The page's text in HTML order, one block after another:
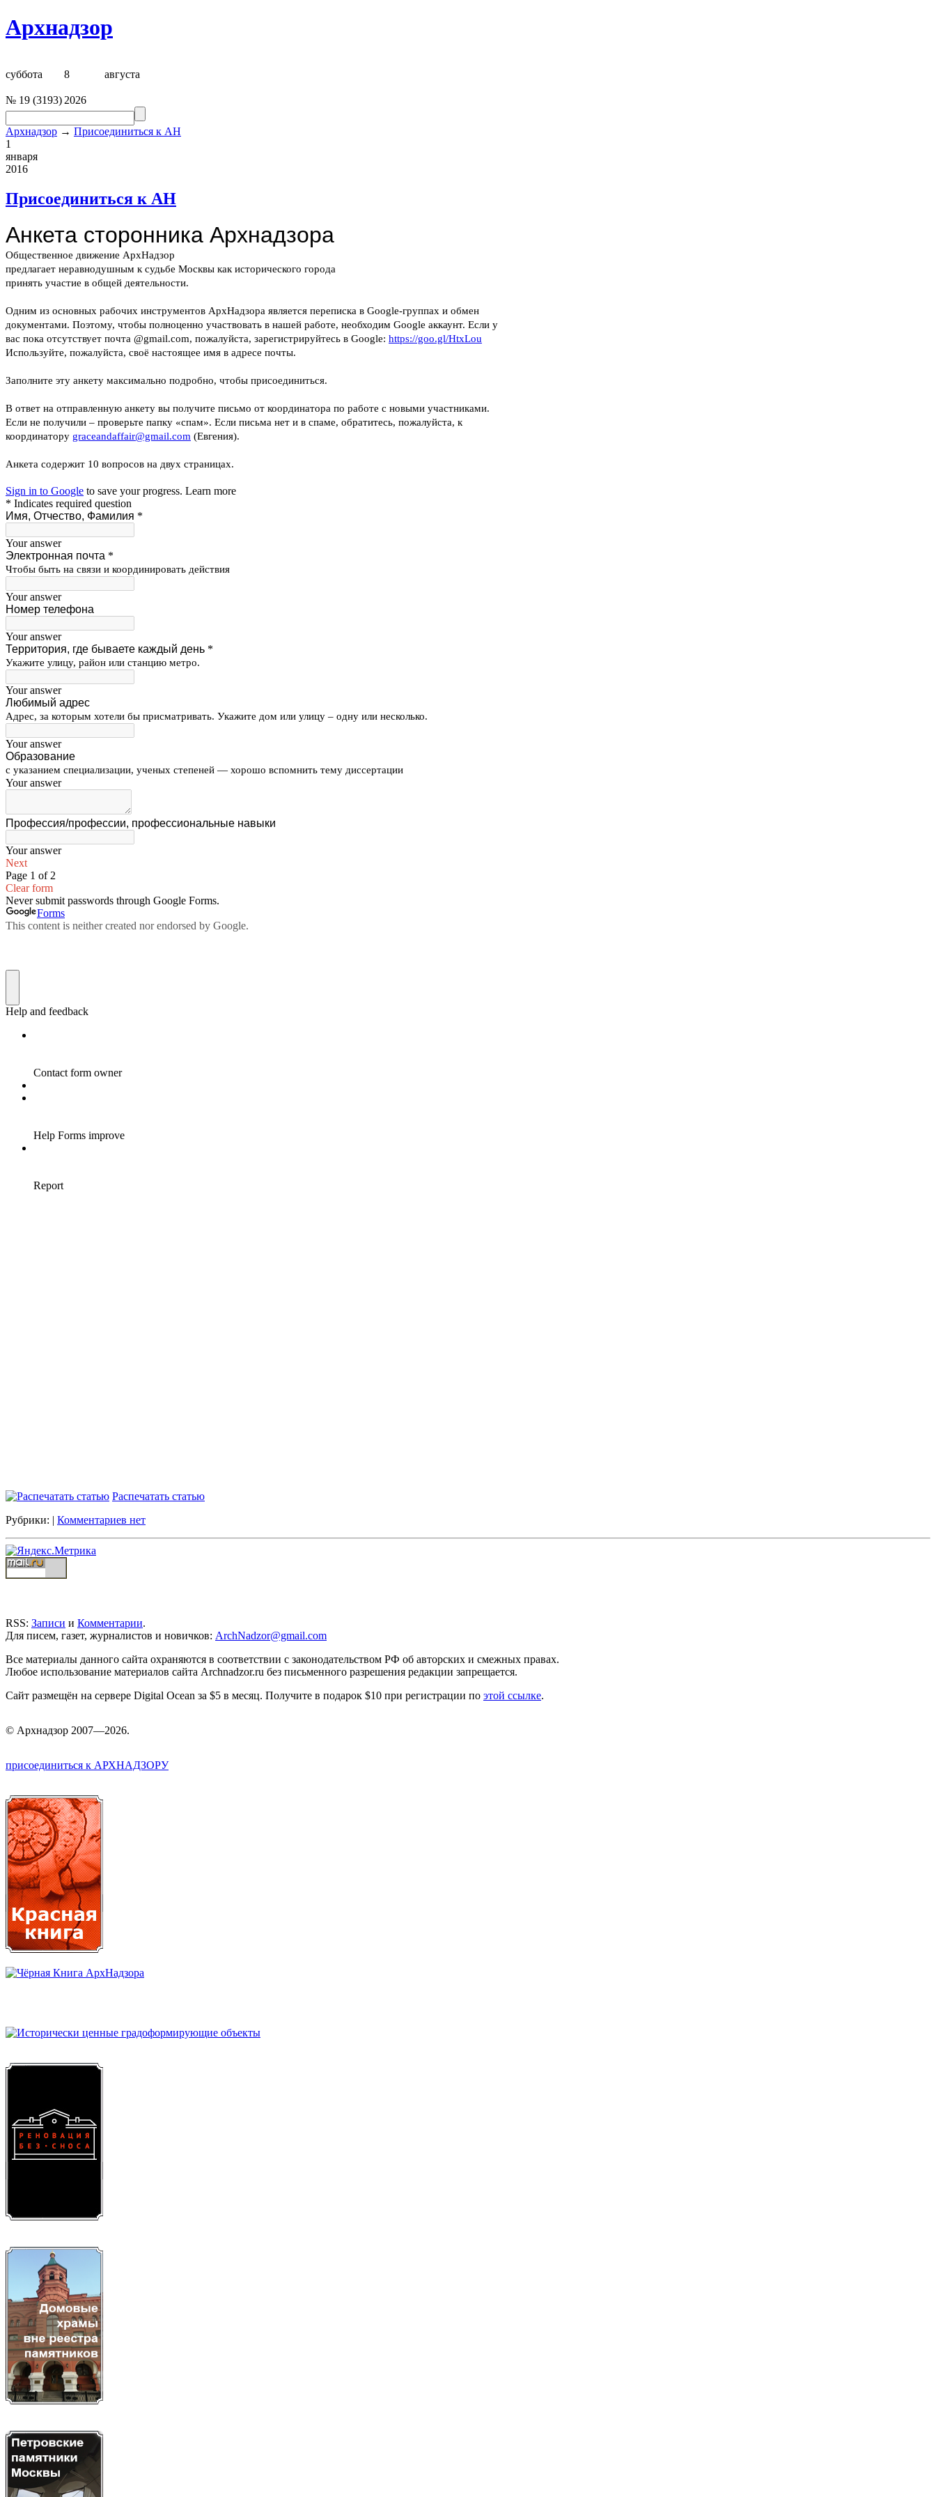
Архнадзор
суббота 8 августа
№ 19 (3193) 2026
Архнадзор → Присоединиться к АН
1
января
2016
Присоединиться к АН
Распечатать статью
Рубрики: | Комментариев нет
RSS: Записи и Комментарии.
Для писем, газет, журналистов и новичков: ArchNadzor@gmail.com
Все материалы данного сайта охраняются в соответствии с законодательством РФ об авторских и смежных правах.
Любое использование материалов сайта Archnadzor.ru без письменного разрешения редакции запрещается.
Сайт размещён на сервере Digital Ocean за $5 в месяц. Получите в подарок $10 при регистрации по этой ссылке.
© Архнадзор 2007—2026.
присоединиться к АРХНАДЗОРУ